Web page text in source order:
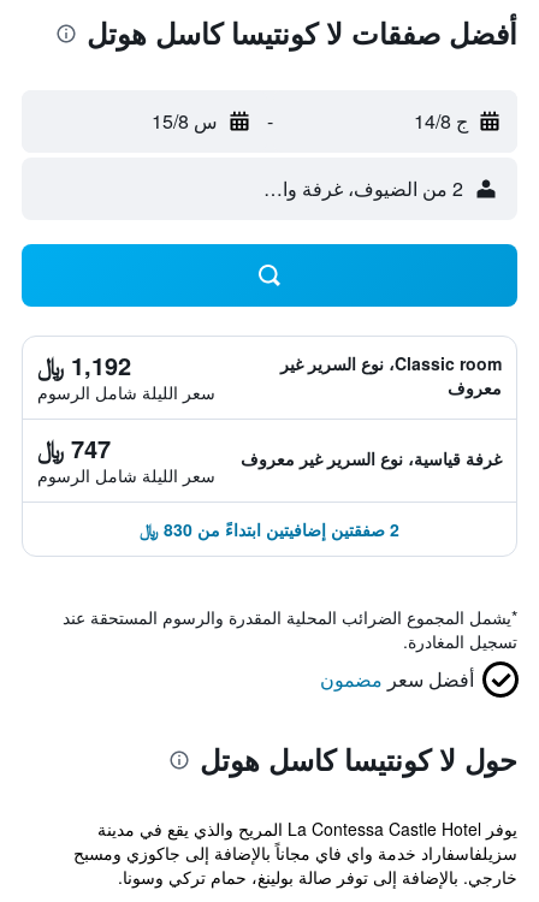
أفضل صفقات لا كونتيسا كاسل هوتل
ج 14/8 - س 15/8
2 من الضيوف، غرفة واحدة
Classic room، نوع السرير غير
معروف
1,192 ﷼
سعر الليلة شامل الرسوم
غرفة قياسية، نوع السرير غير معروف 747 ﷼
سعر الليلة شامل الرسوم
2 صفقتين إضافيتين ابتداءً من 830 ﷼
*يشمل المجموع الضرائب المحلية المقدرة والرسوم المستحقة عند
تسجيل المغادرة.
أفضل سعر مضمون
حول لا كونتيسا كاسل هوتل
يوفر La Contessa Castle Hotel المريح والذي يقع في مدينة
سزيلفاسفاراد خدمة واي فاي مجاناً بالإضافة إلى جاكوزي ومسبح
خارجي. بالإضافة إلى توفر صالة بولينغ، حمام تركي وسونا.